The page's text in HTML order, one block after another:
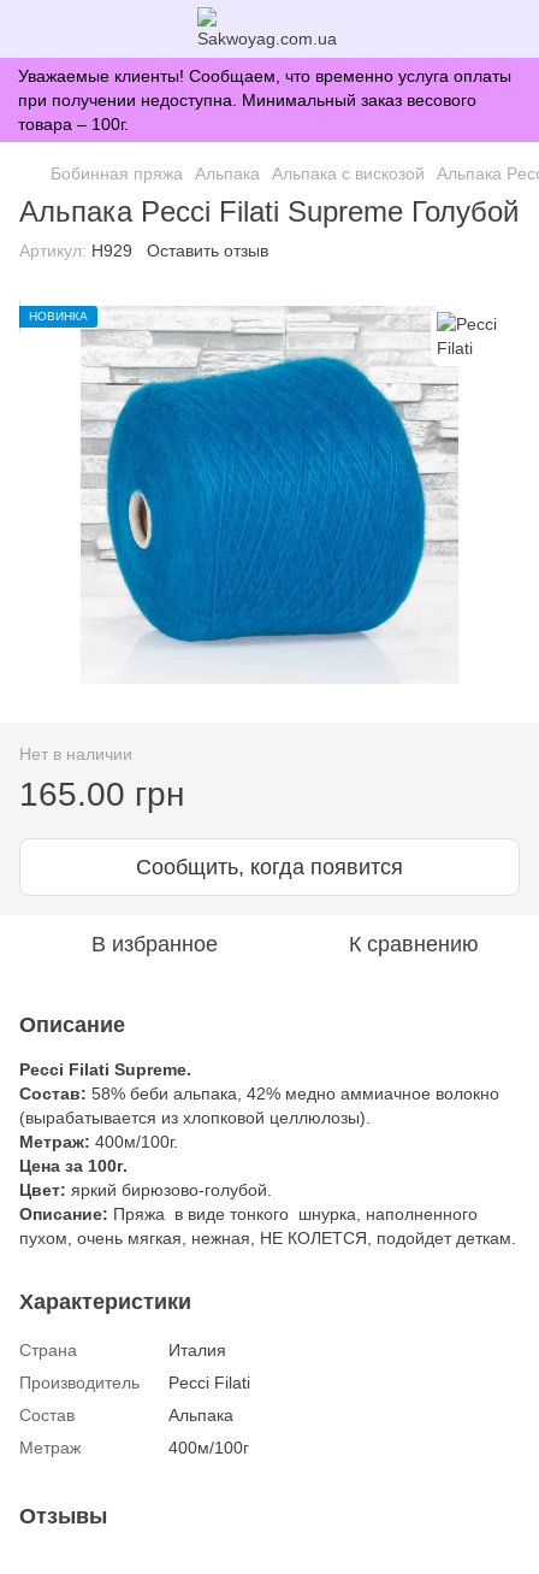
Уважаемые клиенты! Сообщаем, что временно услуга оплаты
при получении недоступна. Минимальный заказ весового
товара – 100г.
Бобинная пряжа Альпака Альпака с вискозой Альпака
Альпака Pecci Filati Supreme Голубой
Артикул: H929 Оставить отзыв
НОВИНКА
Нет в наличии
165.00 грн
Сообщить, когда появится
В избранное К сравнению
Описание
Pecci Filati Supreme.
Состав: 58% беби альпака, 42% медно аммиачное волокно
(вырабатывается из хлопковой целлюлозы).
Метраж: 400м/100г.
Цена за 100г.
Цвет: яркий бирюзово-голубой.
Описание: Пряжа в виде тонкого шнурка, наполненного
пухом, очень мягкая, нежная, НЕ КОЛЕТСЯ, подойдет деткам.
Характеристики
Страна
Италия
Производитель
Pecci Filati
Состав
Альпака
Метраж
400м/100г
Отзывы